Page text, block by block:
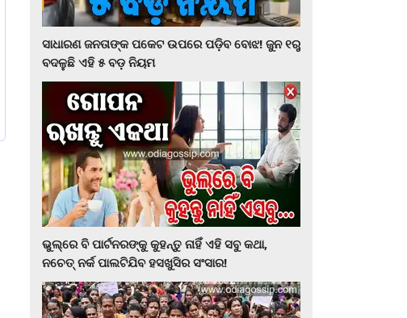
ସାଧାରଣ ଜନତାଙ୍କ ପକେଟ ଉପରେ ପଡ଼ିବ ବୋଝ! ଜୁନ ୧ରୁ
ବଦଳୁଛି ଏହି ୫ ବଡ଼ ନିୟମ
ଭୁଲ୍‌ରେ ବି ପାର୍ଟନରଙ୍କୁ କୁହନ୍ତୁ ନାହିଁ ଏହି ସବୁ କଥା,
ନଚେତ୍‌ ନର୍କ ପାଲଟିଯିବ ହସଖୁସିର ସଂସାର!